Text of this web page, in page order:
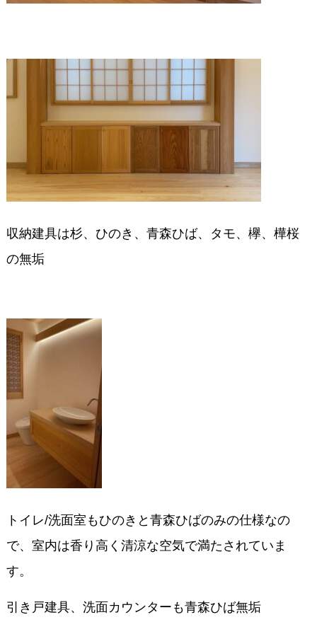
収納建具は杉、ひのき、青森ひば、タモ、欅、樺桜
の無垢
トイレ/洗面室もひのきと青森ひばのみの仕様なの
で、室内は香り高く清涼な空気で満たされていま
す。
引き戸建具、洗面カウンターも青森ひば無垢